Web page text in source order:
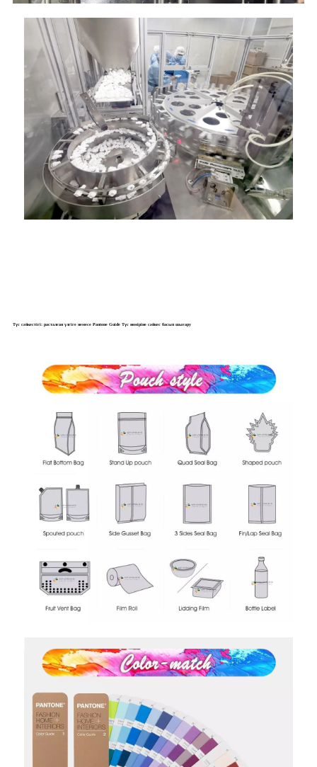
Түс сәйкестігі: расталған үлгіге немесе Pantone Guide Түс нөміріне сәйкес басып шығару